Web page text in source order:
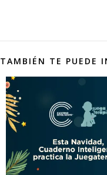
TAMBIÉN TE PUEDE